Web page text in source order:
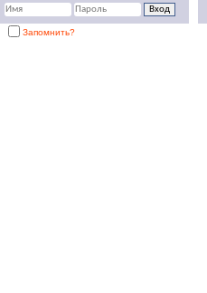
Запомнить?